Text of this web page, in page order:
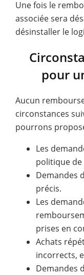
Une fois le
associée sera
désinstaller le
pour
Aucun
circonstances
pourrons
Les
politique
Demandes
précis.
Les
prises en
Achats
incorrects,
Demandes